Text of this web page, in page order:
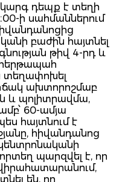
դեպք է տեղի
ի սահմաններում
բաժին հայտնել
թիվ 4-րդ և
տեղափոխել
ախտորոշմաբ
և պոլիտրավմա,
60-ամյա
հայտնում է
հիվանդանոց
պարզվել է, որ
են, որ